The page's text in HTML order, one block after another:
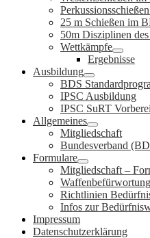
25 m Schießen im
50m Disziplinen
Wettkämpfe
Ergebnisse
Ausbildung
BDS
IPSC Ausbildung
IPSC SuRT
Allgemeines
Mitgliedschaft
Bundesverband
Formulare
Mitgliedschaft –
Waffenbefürwortung
Richtlinien
Infos zur
Impressum
Datenschutzerklärung